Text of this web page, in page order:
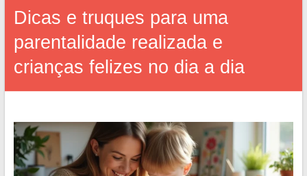
Dicas e truques para uma
parentalidade realizada e
crianças felizes no dia a dia